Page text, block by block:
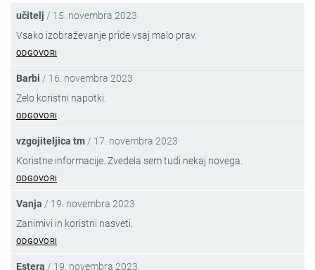
učitelj / 15. novembra 2023
Vsako izobraževanje pride vsaj malo prav.
ODGOVORI
Barbi / 16. novembra 2023
Zelo koristni napotki.
ODGOVORI
vzgojiteljica tm / 17. novembra 2023
Koristne informacije. Zvedela sem tudi nekaj novega.
ODGOVORI
Vanja / 19. novembra 2023
Zanimivi in koristni nasveti.
ODGOVORI
Estera / 19. novembra 2023